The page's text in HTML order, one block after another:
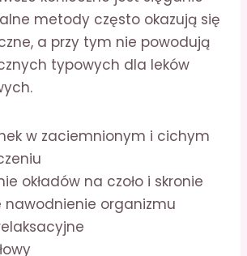
metody często okazują się
a przy tym nie powodują
typowych dla leków
w zaciemnionym i cichym
okładów na czoło i skronie
nawodnienie organizmu